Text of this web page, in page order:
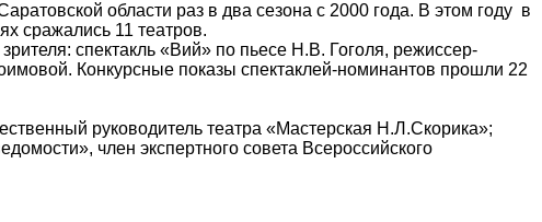
области раз в два сезона с 2000 года. В этом году в
сражались 11 театров.
спектакль «Вий» по пьесе Н.В. Гоголя, режиссер-
Конкурсные показы спектаклей-номинантов прошли 22
руководитель театра «Мастерская Н.Л.Скорика»;
член экспертного совета Всероссийского